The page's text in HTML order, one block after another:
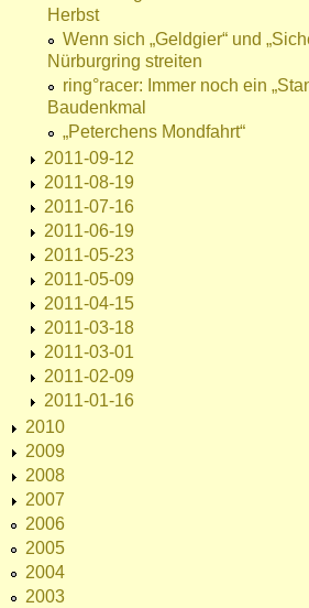
Herbst
Wenn sich „Geldgier“ und
Nürburgring streiten
ring°racer: Immer noch ein
Baudenkmal
„Peterchens Mondfahrt“
2011-09-12
2011-08-19
2011-07-16
2011-06-19
2011-05-23
2011-05-09
2011-04-15
2011-03-18
2011-03-01
2011-02-09
2011-01-16
2010
2009
2008
2007
2006
2005
2004
2003